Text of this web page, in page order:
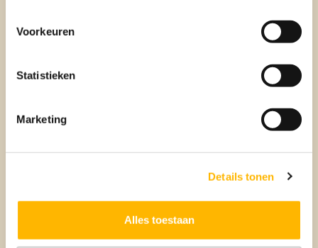
Voorkeuren
Statistieken
Marketing
Details tonen
Alles toestaan
behoeften. We adviseren over woningen die geschikt zijn
voor nu én de toekomst, met aandacht voor
aangepaste badkamers.
helpen je bij het vinden van een plek die voldoet aan alle